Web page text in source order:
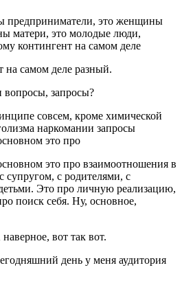
предприниматели, это женщины
матери, это молодые люди,
контингент на самом деле
на самом деле разный.
вопросы, запросы?
совсем, кроме химической
наркомании запросы
это про
это про взаимоотношения в
супругом, с родителями, с
Это про личную реализацию,
поиск себя. Ну, основное,
вот так вот.
день у меня аудитория